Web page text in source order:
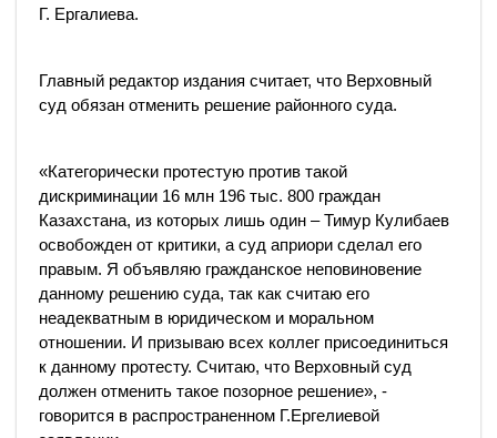
Г. Ергалиева.
Главный редактор издания считает, что Верховный
суд обязан отменить решение районного суда.
«Категорически протестую против такой
дискриминации 16 млн 196 тыс. 800 граждан
Казахстана, из которых лишь один – Тимур Кулибаев
освобожден от критики, а суд априори сделал его
правым. Я объявляю гражданское неповиновение
данному решению суда, так как считаю его
неадекватным в юридическом и моральном
отношении. И призываю всех коллег присоединиться
к данному протесту. Считаю, что Верховный суд
должен отменить такое позорное решение», -
говорится в распространенном Г.Ергелиевой